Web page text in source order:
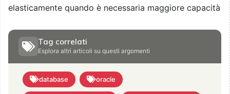
elasticamente quando è necessaria maggiore capacità
Tag correlati
Esplora altri articoli su questi argomenti
database oracle